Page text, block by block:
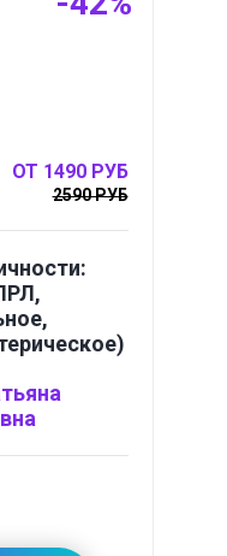
ОТ 1490 РУБ
2590 РУБ